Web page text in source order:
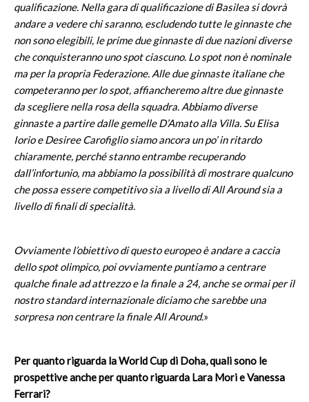
qualificazione. Nella gara di qualificazione di Basilea si dovrà
andare a vedere chi saranno, escludendo tutte le ginnaste che
non sono elegibili, le prime due ginnaste di due nazioni diverse
che conquisteranno uno spot ciascuno. Lo spot non è nominale
ma per la propria Federazione. Alle due ginnaste italiane che
competeranno per lo spot, affiancheremo altre due ginnaste
da scegliere nella rosa della squadra. Abbiamo diverse
ginnaste a partire dalle gemelle D’Amato alla Villa. Su Elisa
Iorio e Desiree Carofiglio siamo ancora un po’ in ritardo
chiaramente, perché stanno entrambe recuperando
dall’infortunio, ma abbiamo la possibilità di mostrare qualcuno
che possa essere competitivo sia a livello di All Around sia a
livello di finali di specialità.
Ovviamente l’obiettivo di questo europeo è andare a caccia
dello spot olimpico, poi ovviamente puntiamo a centrare
qualche finale ad attrezzo e la finale a 24, anche se ormai per il
nostro standard internazionale diciamo che sarebbe una
sorpresa non centrare la finale All Around.»
Per quanto riguarda la World Cup di Doha, quali sono le
prospettive anche per quanto riguarda Lara Mori e Vanessa
Ferrari?